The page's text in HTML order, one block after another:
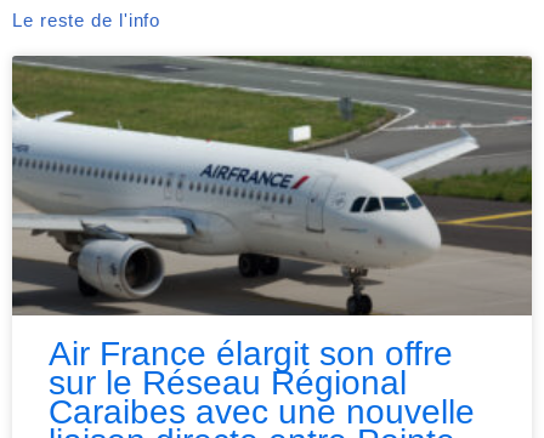
Le reste de l'info
Air France élargit son offre
sur le Réseau Régional
Caraibes avec une nouvelle